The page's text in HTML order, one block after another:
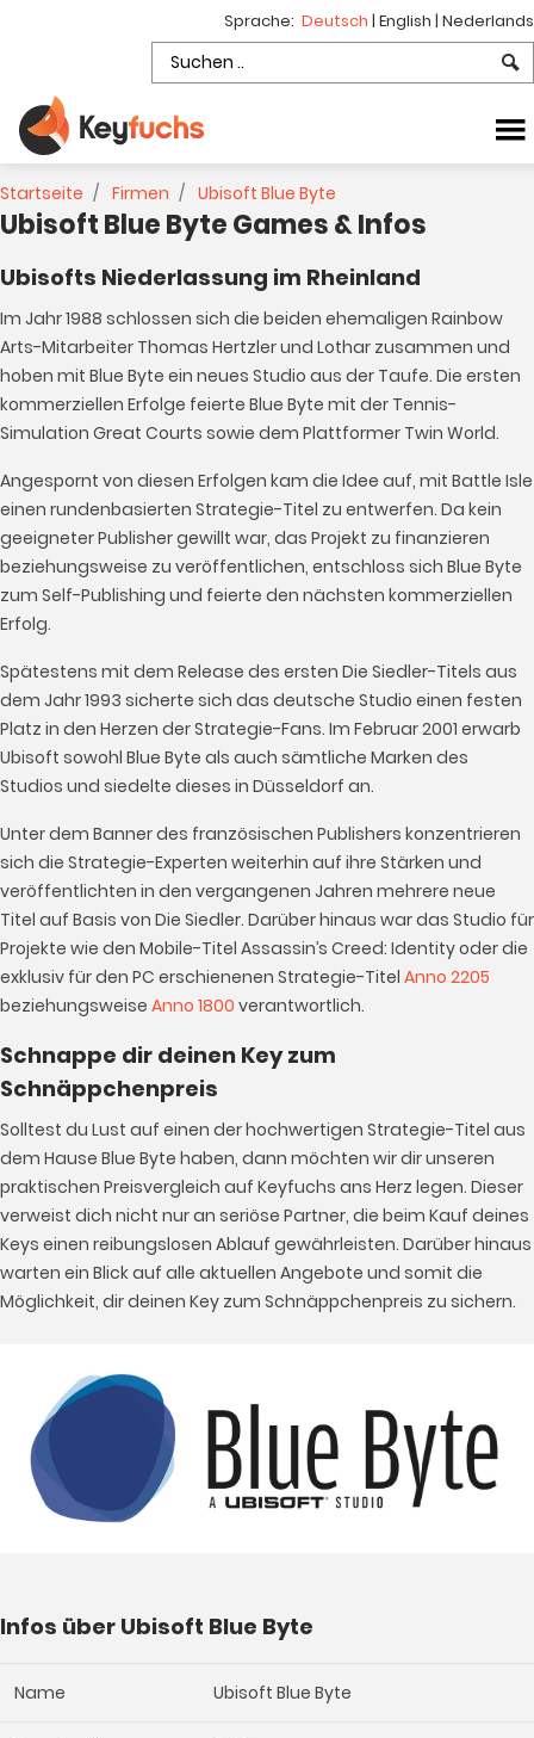
Sprache: Deutsch | English | Nederlands
Startseite Firmen Ubisoft Blue Byte
Ubisoft Blue Byte Games & Infos
Ubisofts Niederlassung im Rheinland
Im Jahr 1988 schlossen sich die beiden ehemaligen Rainbow
Arts-Mitarbeiter Thomas Hertzler und Lothar zusammen und
hoben mit Blue Byte ein neues Studio aus der Taufe. Die ersten
kommerziellen Erfolge feierte Blue Byte mit der Tennis-
Simulation Great Courts sowie dem Plattformer Twin World.
Angespornt von diesen Erfolgen kam die Idee auf, mit Battle Isle
einen rundenbasierten Strategie-Titel zu entwerfen. Da kein
geeigneter Publisher gewillt war, das Projekt zu finanzieren
beziehungsweise zu veröffentlichen, entschloss sich Blue Byte
zum Self-Publishing und feierte den nächsten kommerziellen
Erfolg.
Spätestens mit dem Release des ersten Die Siedler-Titels aus
dem Jahr 1993 sicherte sich das deutsche Studio einen festen
Platz in den Herzen der Strategie-Fans. Im Februar 2001 erwarb
Ubisoft sowohl Blue Byte als auch sämtliche Marken des
Studios und siedelte dieses in Düsseldorf an.
Unter dem Banner des französischen Publishers konzentrieren
sich die Strategie-Experten weiterhin auf ihre Stärken und
veröffentlichten in den vergangenen Jahren mehrere neue
Titel auf Basis von Die Siedler. Darüber hinaus war das Studio für
Projekte wie den Mobile-Titel Assassin’s Creed: Identity oder die
exklusiv für den PC erschienenen Strategie-Titel Anno 2205
beziehungsweise Anno 1800 verantwortlich.
Schnappe dir deinen Key zum
Schnäppchenpreis
Solltest du Lust auf einen der hochwertigen Strategie-Titel aus
dem Hause Blue Byte haben, dann möchten wir dir unseren
praktischen Preisvergleich auf Keyfuchs ans Herz legen. Dieser
verweist dich nicht nur an seriöse Partner, die beim Kauf deines
Keys einen reibungslosen Ablauf gewährleisten. Darüber hinaus
warten ein Blick auf alle aktuellen Angebote und somit die
Möglichkeit, dir deinen Key zum Schnäppchenpreis zu sichern.
Infos über Ubisoft Blue Byte
Name Ubisoft Blue Byte